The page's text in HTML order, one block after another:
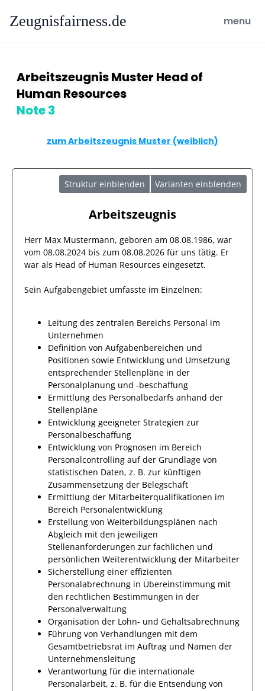
Zeugnisfairness.de open
menu
Arbeitszeugnis Muster Head of
Human Resources
Note 3
zum Arbeitszeugnis Muster (weiblich)
Struktur einblenden Varianten einblenden
Arbeitszeugnis
Herr Max Mustermann, geboren am 08.08.1986, war
vom 08.08.2024 bis zum 08.08.2026 für uns tätig. Er
war als Head of Human Resources eingesetzt.
Sein Aufgabengebiet umfasste im Einzelnen:
Leitung des zentralen Bereichs Personal im
Unternehmen
Definition von Aufgabenbereichen und
Positionen sowie Entwicklung und Umsetzung
entsprechender Stellenpläne in der
Personalplanung und -beschaffung
Ermittlung des Personalbedarfs anhand der
Stellenpläne
Entwicklung geeigneter Strategien zur
Personalbeschaffung
Entwicklung von Prognosen im Bereich
Personalcontrolling auf der Grundlage von
statistischen Daten, z. B. zur künftigen
Zusammensetzung der Belegschaft
Ermittlung der Mitarbeiterqualifikationen im
Bereich Personalentwicklung
Erstellung von Weiterbildungsplänen nach
Abgleich mit den jeweiligen
Stellenanforderungen zur fachlichen und
persönlichen Weiterentwicklung der Mitarbeiter
Sicherstellung einer effizienten
Personalabrechnung in Übereinstimmung mit
den rechtlichen Bestimmungen in der
Personalverwaltung
Organisation der Lohn- und Gehaltsabrechnung
Führung von Verhandlungen mit dem
Gesamtbetriebsrat im Auftrag und Namen der
Unternehmensleitung
Verantwortung für die internationale
Personalarbeit, z. B. für die Entsendung von